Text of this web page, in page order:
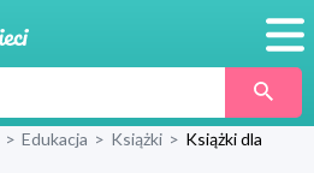
Produkty
> Edukacja > Książki > Książki dla